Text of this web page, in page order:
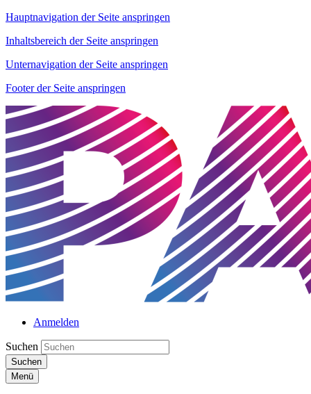
Hauptnavigation der Seite anspringen
Inhaltsbereich der Seite anspringen
Unternavigation der Seite anspringen
Footer der Seite anspringen
Anmelden
Suchen
Suchen
Menü